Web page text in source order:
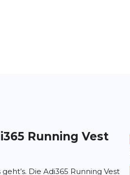
Running Vest
Die Adi365 Running Vest